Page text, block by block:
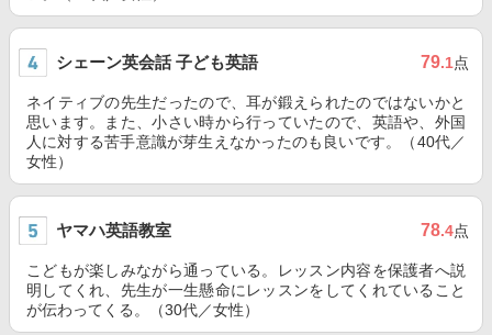
シェーン英会話 子ども英語 79.1点
ネイティブの先生だったので、耳が鍛えられたのではないかと
思います。また、小さい時から行っていたので、英語や、外国
人に対する苦手意識が芽生えなかったのも良いです。（40代／
女性）
ヤマハ英語教室 78.4点
こどもが楽しみながら通っている。レッスン内容を保護者へ説
明してくれ、先生が一生懸命にレッスンをしてくれていること
が伝わってくる。（30代／女性）